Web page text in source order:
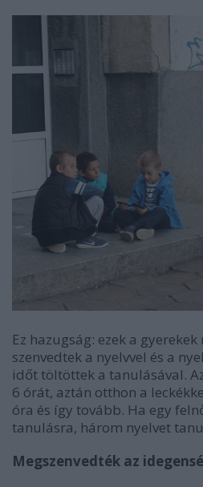
Ez hazugság: ezek a
szenvedtek a nyelvvel és a
időt töltöttek a tanulásával.
6 órát, aztán otthon a
óra és így tovább. Ha egy
tanulásra, három nyelvet
Megszenvedték az